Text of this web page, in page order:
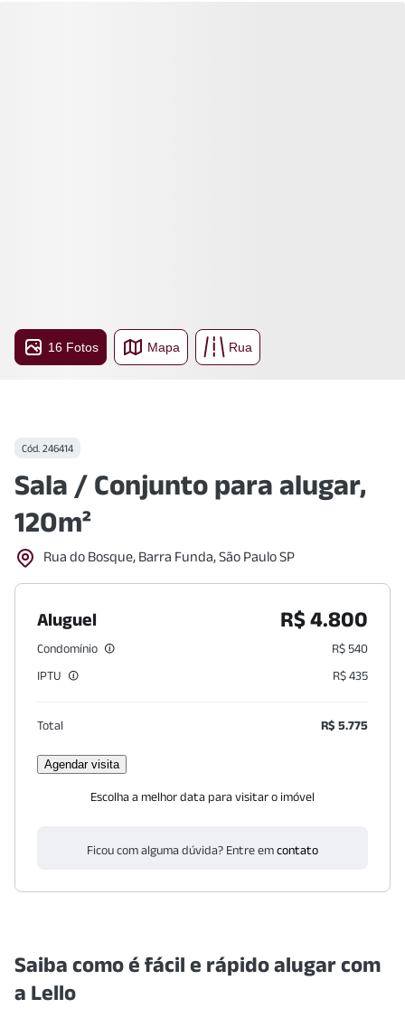
16 Fotos Mapa Rua
Cód. 246414
Sala / Conjunto para alugar,
120m²
Rua do Bosque, Barra Funda, São Paulo SP
Aluguel R$ 4.800
Condomínio
R$ 540
IPTU
R$ 435
Total R$ 5.775
Agendar visita
Escolha a melhor data para visitar o imóvel
Ficou com alguma dúvida? Entre emcontato
Saiba como é fácil e rápido alugar com
a Lello